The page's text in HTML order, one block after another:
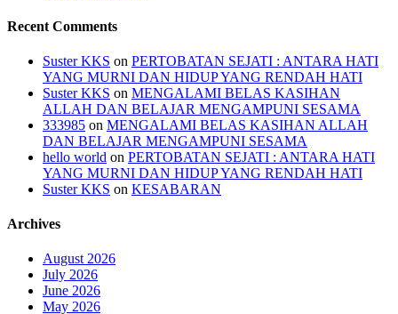
Recent Comments
Suster KKS on PERTOBATAN SEJATI : ANTARA HATI
YANG MURNI DAN HIDUP YANG RENDAH HATI
Suster KKS on MENGALAMI BELAS KASIHAN
ALLAH DAN BELAJAR MENGAMPUNI SESAMA
333985 on MENGALAMI BELAS KASIHAN ALLAH
DAN BELAJAR MENGAMPUNI SESAMA
hello world on PERTOBATAN SEJATI : ANTARA HATI
YANG MURNI DAN HIDUP YANG RENDAH HATI
Suster KKS on KESABARAN
Archives
August 2026
July 2026
June 2026
May 2026